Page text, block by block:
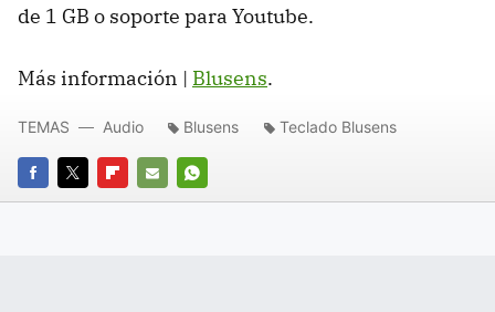
de 1 GB o soporte para Youtube.
Más información | Blusens.
FACEBOOK
TWITTERFLIPBOARD
E-
WHATSAPP
TEMAS Audio Blusens Teclado Blusens